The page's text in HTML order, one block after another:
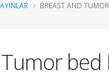
BREAST AND TUMOR
bed